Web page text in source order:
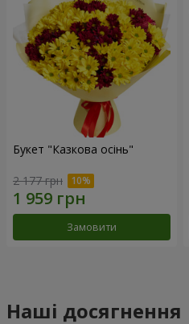
Букет "Казкова осінь"
2 177 грн
Замовити
Наші досягнення